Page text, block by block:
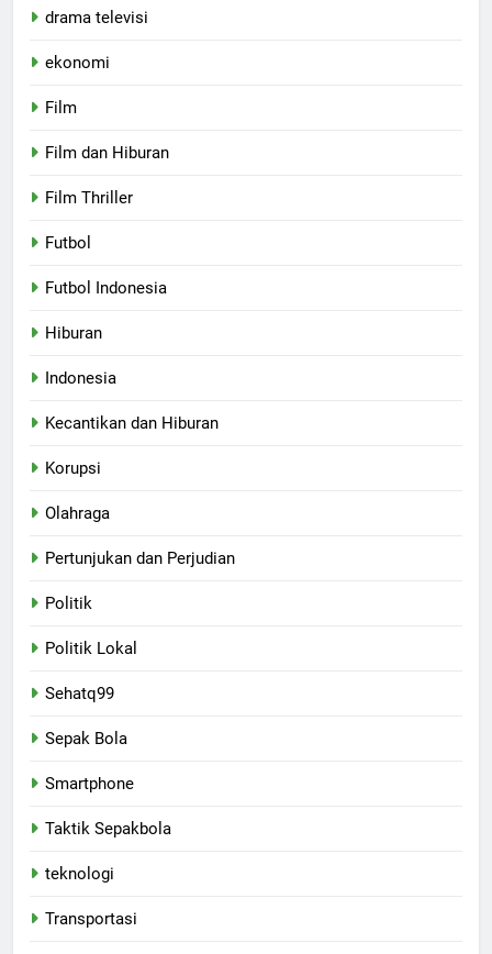
drama televisi
ekonomi
Film
Film dan Hiburan
Film Thriller
Futbol
Futbol Indonesia
Hiburan
Indonesia
Kecantikan dan Hiburan
Korupsi
Olahraga
Pertunjukan dan Perjudian
Politik
Politik Lokal
Sehatq99
Sepak Bola
Smartphone
Taktik Sepakbola
teknologi
Transportasi